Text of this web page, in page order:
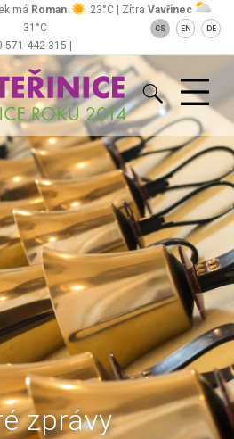
571 442 315 |
má Roman 23°C | Zítra Vavřinec
31°C
CS EN DE
zprávy